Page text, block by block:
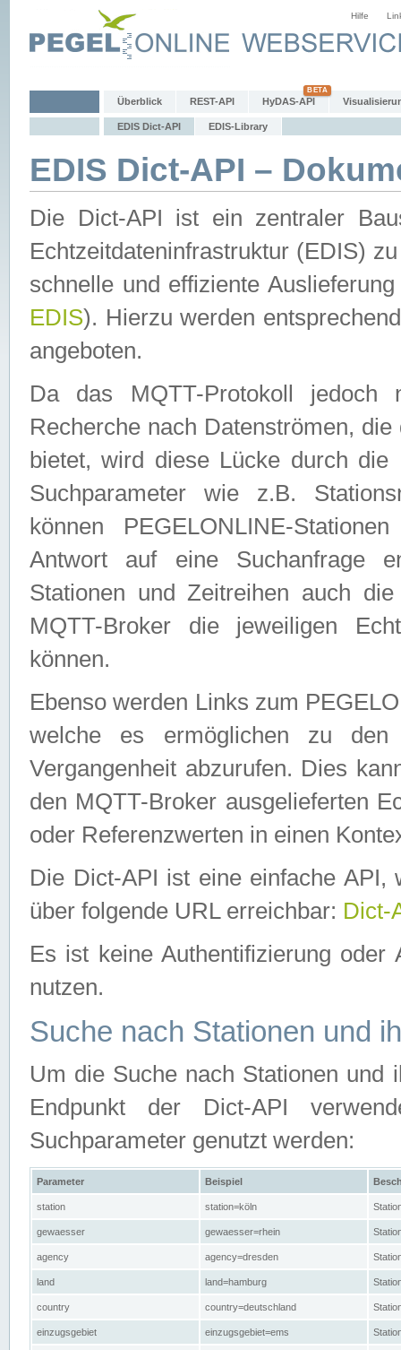
Hilfe
Überblick REST-API HyDAS-API
EDIS Dict-API EDIS-Library
EDIS Dict-API –
Die Dict-API ist ein zentraler
Echtzeitdateninfrastruktur (EDIS)
schnelle und effiziente
EDIS). Hierzu werden
angeboten.
Da das MQTT-Protokoll jedoch
Recherche nach Datenströmen,
bietet, wird diese Lücke durch die
Suchparameter wie z.B.
können PEGELONLINE-
Antwort auf eine Suchanfrage
Stationen und Zeitreihen auch
MQTT-Broker die jeweiligen
können.
Ebenso werden Links zum
welche es ermöglichen zu den
Vergangenheit abzurufen. Dies
den MQTT-Broker ausgelieferten
oder Referenzwerten in einen
Die Dict-API ist eine einfache API,
über folgende URL erreichbar: Dict-
Es ist keine Authentifizierung
nutzen.
Suche nach Stationen und
Um die Suche nach Stationen und
Endpunkt der Dict-API
Suchparameter genutzt werden:
Parameter Beispiel
station station=köln
gewaesser gewaesser=rhein
agency agency=dresden
land land=hamburg
country country=deutschland
einzugsgebiet einzugsgebiet=ems